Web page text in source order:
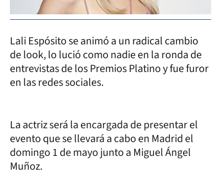
Lali Espósito se animó a un radical cambio
de look, lo lució como nadie en la ronda de
entrevistas de los Premios Platino y fue furor
en las redes sociales.
La actriz será la encargada de presentar el
evento que se llevará a cabo en Madrid el
domingo 1 de mayo junto a Miguel Ángel
Muñoz.